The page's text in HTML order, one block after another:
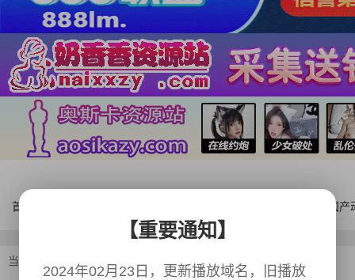
首页 国
当前位置： 首页 师大公园地下社会
【重要通知】
2024年02月23日，更新播放域名，旧播放